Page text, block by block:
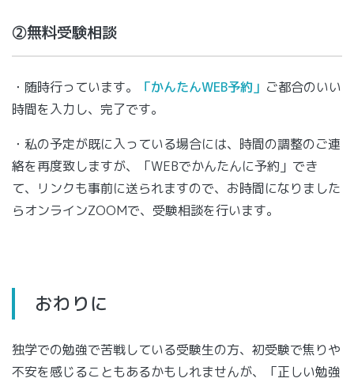
②無料受験相談
・随時行っています。 「かんたんWEB予約」 ご都合のいい
時間を入力し、完了です。
・私の予定が既に入っている場合には、時間の調整のご連
絡を再度致しますが、「WEBでかんたんに予約」でき
て、リンクも事前に送られますので、お時間になりました
らオンラインZOOMで、受験相談を行います。
おわりに
独学での勉強で苦戦している受験生の方、初受験で焦りや
不安を感じることもあるかもしれませんが、「正しい勉強